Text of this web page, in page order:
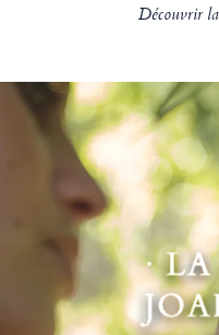
Découvrir